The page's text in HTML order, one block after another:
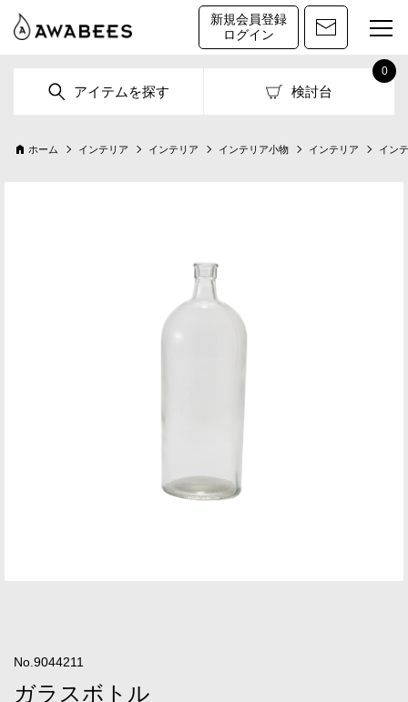
新規会員登録
ログイン
アイテムを探す 検討台
0
ホーム インテリア インテリア インテリア小物 インテリア イン
No.9044211
ガラスボトル